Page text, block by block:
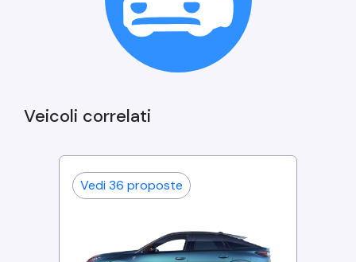
Veicoli correlati
Vedi 36 proposte